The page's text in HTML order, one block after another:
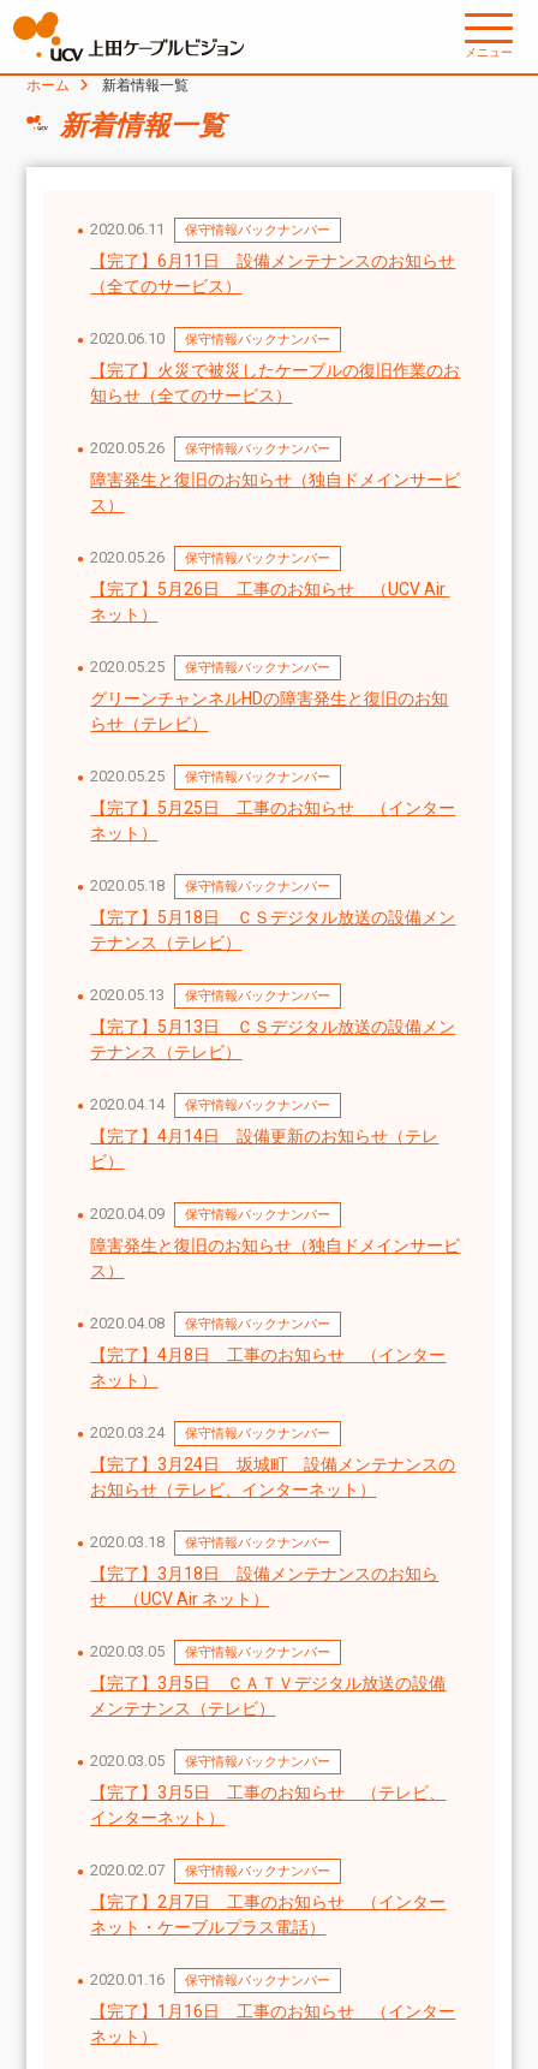
メニュー
ホーム 新着情報一覧
新着情報一覧
2020.06.11 保守情報バックナンバー
【完了】6月11日　設備メンテナンスのお知らせ
（全てのサービス）
2020.06.10 保守情報バックナンバー
【完了】火災で被災したケーブルの復旧作業のお
知らせ（全てのサービス）
2020.05.26 保守情報バックナンバー
障害発生と復旧のお知らせ（独自ドメインサービ
ス）
2020.05.26 保守情報バックナンバー
【完了】5月26日　工事のお知らせ　（UCV Air
ネット）
2020.05.25 保守情報バックナンバー
グリーンチャンネルHDの障害発生と復旧のお知
らせ（テレビ）
2020.05.25 保守情報バックナンバー
【完了】5月25日　工事のお知らせ　（インター
ネット）
2020.05.18 保守情報バックナンバー
【完了】5月18日　ＣＳデジタル放送の設備メン
テナンス（テレビ）
2020.05.13 保守情報バックナンバー
【完了】5月13日　ＣＳデジタル放送の設備メン
テナンス（テレビ）
2020.04.14 保守情報バックナンバー
【完了】4月14日　設備更新のお知らせ（テレ
ビ）
2020.04.09 保守情報バックナンバー
障害発生と復旧のお知らせ（独自ドメインサービ
ス）
2020.04.08 保守情報バックナンバー
【完了】4月8日　工事のお知らせ　（インター
ネット）
2020.03.24 保守情報バックナンバー
【完了】3月24日　坂城町　設備メンテナンスの
お知らせ（テレビ、インターネット）
2020.03.18 保守情報バックナンバー
【完了】3月18日　設備メンテナンスのお知ら
せ　（UCV Air ネット）
2020.03.05 保守情報バックナンバー
【完了】3月5日　ＣＡＴＶデジタル放送の設備
メンテナンス（テレビ）
2020.03.05 保守情報バックナンバー
【完了】3月5日　工事のお知らせ　（テレビ、
インターネット）
2020.02.07 保守情報バックナンバー
【完了】2月7日　工事のお知らせ　（インター
ネット・ケーブルプラス電話）
2020.01.16 保守情報バックナンバー
【完了】1月16日　工事のお知らせ　（インター
ネット）